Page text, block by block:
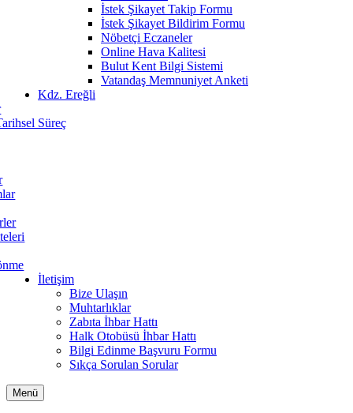
İstek Şikayet Takip Formu
İstek Şikayet Bildirim Formu
Nöbetçi Eczaneler
Online Hava Kalitesi
Bulut Kent Bilgi Sistemi
Vatandaş Memnuniyet Anketi
Kdz. Ereğli
Süreç
İletişim
Bize Ulaşın
Muhtarlıklar
Zabıta İhbar Hattı
Halk Otobüsü İhbar Hattı
Bilgi Edinme Başvuru Formu
Sıkça Sorulan Sorular
Menü